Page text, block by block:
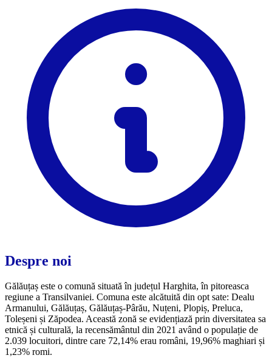
Despre noi
Gălăuțaș este o comună situată în județul Harghita, în pitoreasca
regiune a Transilvaniei. Comuna este alcătuită din opt sate: Dealu
Armanului, Gălăuțaș, Gălăuțaș-Pârău, Nuțeni, Plopiș, Preluca,
Toleșeni și Zăpodea. Această zonă se evidențiază prin diversitatea sa
etnică și culturală, la recensământul din 2021 având o populație de
2.039 locuitori, dintre care 72,14% erau români, 19,96% maghiari și
1,23% romi.